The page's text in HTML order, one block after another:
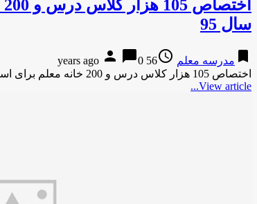
سال 95
bookmark مدرسه معلم access_time
56 years ago
person chat_bubble0
اختصاص 105 هزار کلاس درس و 200 خانه معلم برای اسکان میهمانان نوروزی/ اجرای سند تحول بنیادین محور اصلی آموزش …
View article...